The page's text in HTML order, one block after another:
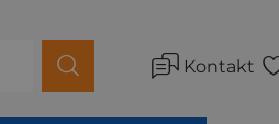
Kontakt